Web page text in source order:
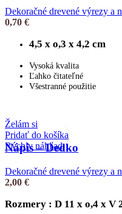
Dekoračné drevené výrezy a
0,70 €
4,5 x o,3 x 4,2 cm
Vysoká kvalita
Ľahko čitateľné
Všestranné použitie
Želám si
Pridať do košíka
Rýchly náhľad
Nápis – Dedko
Dekoračné drevené výrezy a
2,00 €
Rozmery : D 11 x o,4 x V